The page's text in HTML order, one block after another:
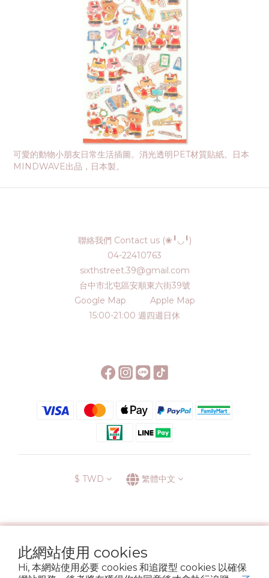
此網站使用 cookies
Hi, 本網站使用必要 cookies 和追蹤型 cookies 以確保
可愛的動物小朋友日常生活插圖。消光透明PET材質貼紙。日本
MINDWAVE出品，日本製。
聯絡我們 Contact us (❀╹◡╹)
04-22410763
sixthstreet.39@gmail.com
台中市北屯區安順東六街39號
Google Map
Apple Map
15:00-21:00 週四週日休
$ TWD 繁體中文
運送方式
退換貨政策 條款與細則
Copyright © 2022 6street. All rights reserved.